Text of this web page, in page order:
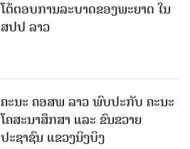
ໂຕ້ຕອບການລະບາດຂອງພະຍາດ ໃນ
ສປປ ລາວ
ຄະນະ ຄອສພ ລາວ ພົບປະກັບ ຄະນະ
ໂຄສະນາສຶກສາ ແລະ ຂົນຂວາຍ
ປະຊາຊົນ ແຂວງນິງບິງ